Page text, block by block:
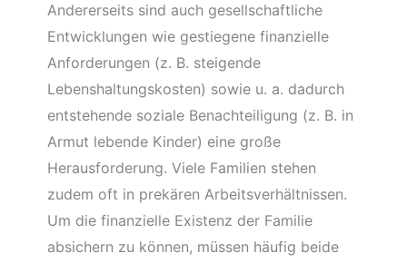
Andererseits sind auch gesellschaftliche
Entwicklungen wie gestiegene finanzielle
Anforderungen (z. B. steigende
Lebenshaltungskosten) sowie u. a. dadurch
entstehende soziale Benachteiligung (z. B. in
Armut lebende Kinder) eine große
Herausforderung. Viele Familien stehen
zudem oft in prekären Arbeitsverhältnissen.
Um die finanzielle Existenz der Familie
absichern zu können, müssen häufig beide